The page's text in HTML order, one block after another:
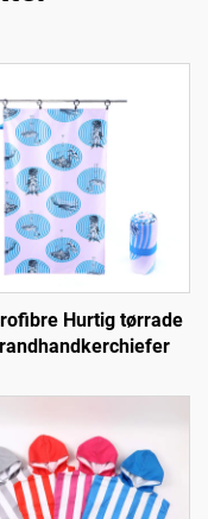
Hurtig tørrade